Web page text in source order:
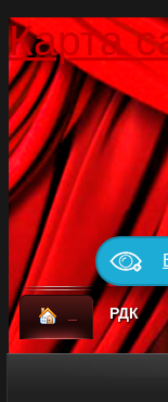
Карта
РДК